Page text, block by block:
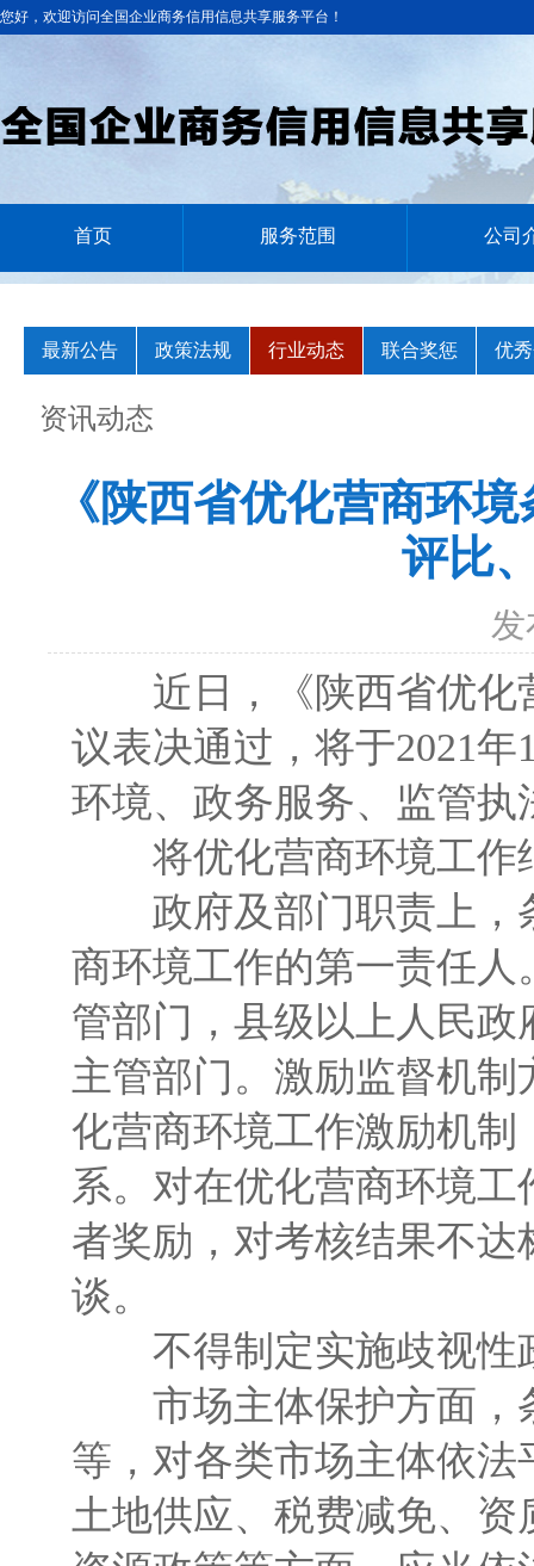
您好，欢迎访问全国企业商务信用信息共享服务平台！
首页 服务范围 公司
最新公告 政策法规 行业动态 联合奖惩 优
资讯动态
《陕西省优化营商环
评比
近日，《陕西省优化
议表决通过，将于2021
环境、政务服务、监管
将优化营商环境工作
政府及部门职责上，
商环境工作的第一责任
管部门，县级以上人民
主管部门。激励监督机
化营商环境工作激励机
系。对在优化营商环境
者奖励，对考核结果不
谈。
不得制定实施歧视性
市场主体保护方面，
等，对各类市场主体依
土地供应、税费减免、